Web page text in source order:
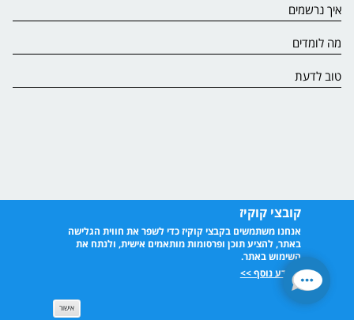
קובצי קוקיז
אנחנו משתמשים בקבצי קוקיז כדי לשפר את חווית הגלישה
באתר, להציע תוכן ופרסומות מותאמים אישית, ולנתח את
השימוש באתר.
למידע נוסף >>
אישור
איך נרשמים
מה לומדים
טוב לדעת